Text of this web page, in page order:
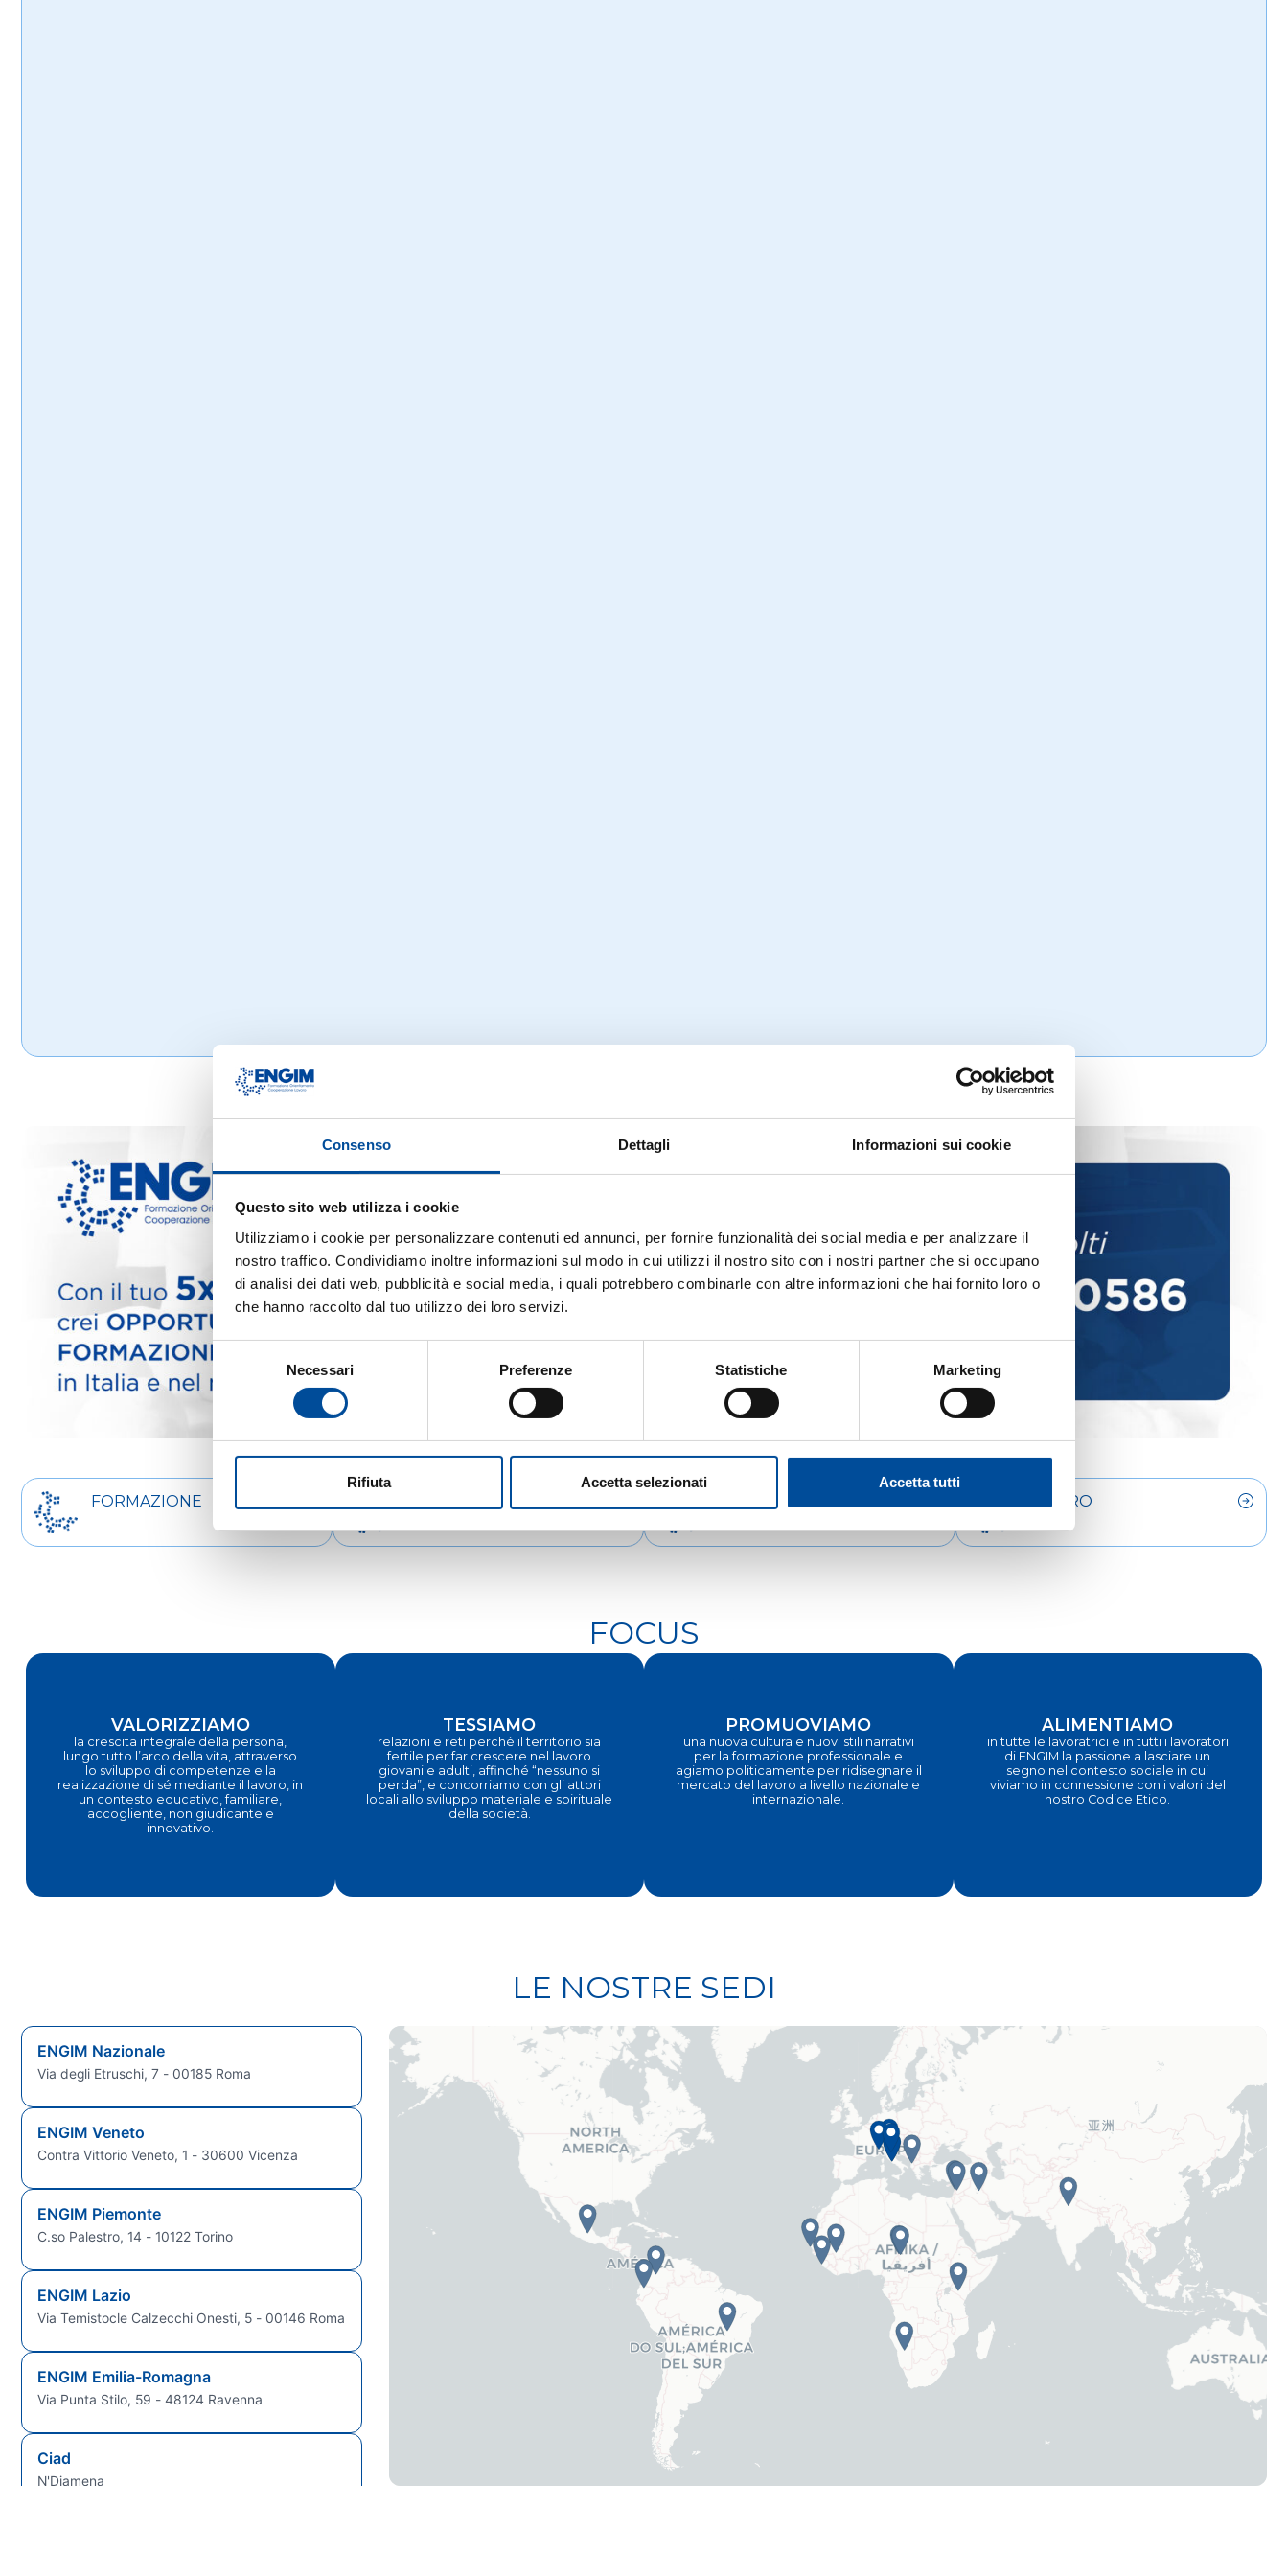
Consenso Dettagli Informazioni sui cookie
Questo sito web utilizza i cookie
Utilizziamo i cookie per personalizzare contenuti ed annunci, per fornire funzionalità dei social media e per analizzare il
nostro traffico. Condividiamo inoltre informazioni sul modo in cui utilizzi il nostro sito con i nostri partner che si occupano
di analisi dei dati web, pubblicità e social media, i quali potrebbero combinarle con altre informazioni che hai fornito loro o
che hanno raccolto dal tuo utilizzo dei loro servizi.
Necessari Preferenze Statistiche Marketing
Rifiuta Accetta selezionati Accetta tutti
FORMAZIONE LAVORO
FOCUS
VALORIZZIAMO
la crescita integrale della persona,
lungo tutto l’arco della vita, attraverso
lo sviluppo di competenze e la
realizzazione di sé mediante il lavoro, in
un contesto educativo, familiare,
accogliente, non giudicante e
innovativo.
TESSIAMO
relazioni e reti perché il territorio sia
fertile per far crescere nel lavoro
giovani e adulti, affinché “nessuno si
perda”, e concorriamo con gli attori
locali allo sviluppo materiale e spirituale
della società.
PROMUOVIAMO
una nuova cultura e nuovi stili narrativi
per la formazione professionale e
agiamo politicamente per ridisegnare il
mercato del lavoro a livello nazionale e
internazionale.
ALIMENTIAMO
in tutte le lavoratrici e in tutti i lavoratori
di ENGIM la passione a lasciare un
segno nel contesto sociale in cui
viviamo in connessione con i valori del
nostro Codice Etico.
LE NOSTRE SEDI
ENGIM Nazionale
Via degli Etruschi, 7 - 00185 Roma
ENGIM Veneto
Contra Vittorio Veneto, 1 - 30600 Vicenza
ENGIM Piemonte
C.so Palestro, 14 - 10122 Torino
ENGIM Lazio
Via Temistocle Calzecchi Onesti, 5 - 00146 Roma
ENGIM Emilia-Romagna
Via Punta Stilo, 59 - 48124 Ravenna
Ciad
N'Djamena